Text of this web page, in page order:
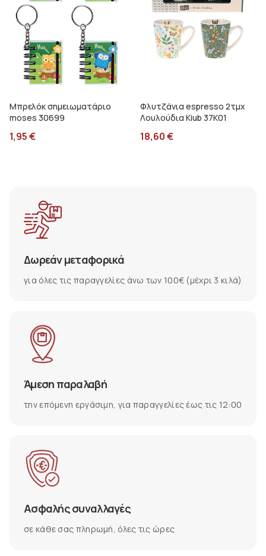
Μπρελόκ σημειωματάριο
moses 30699
1,95€
Φλυτζάνια espresso 2τμχ
Λουλούδια Kiub 37K01
18,60€
Δωρεάν μεταφορικά
για όλες τις παραγγελίες άνω των 100€ (μέχρι 3 κιλά)
Άμεση παραλαβή
την επόμενη εργάσιμη, για παραγγελίες έως τις 12:00
Ασφαλής συναλλαγές
σε κάθε σας πληρωμή, όλες τις ώρες